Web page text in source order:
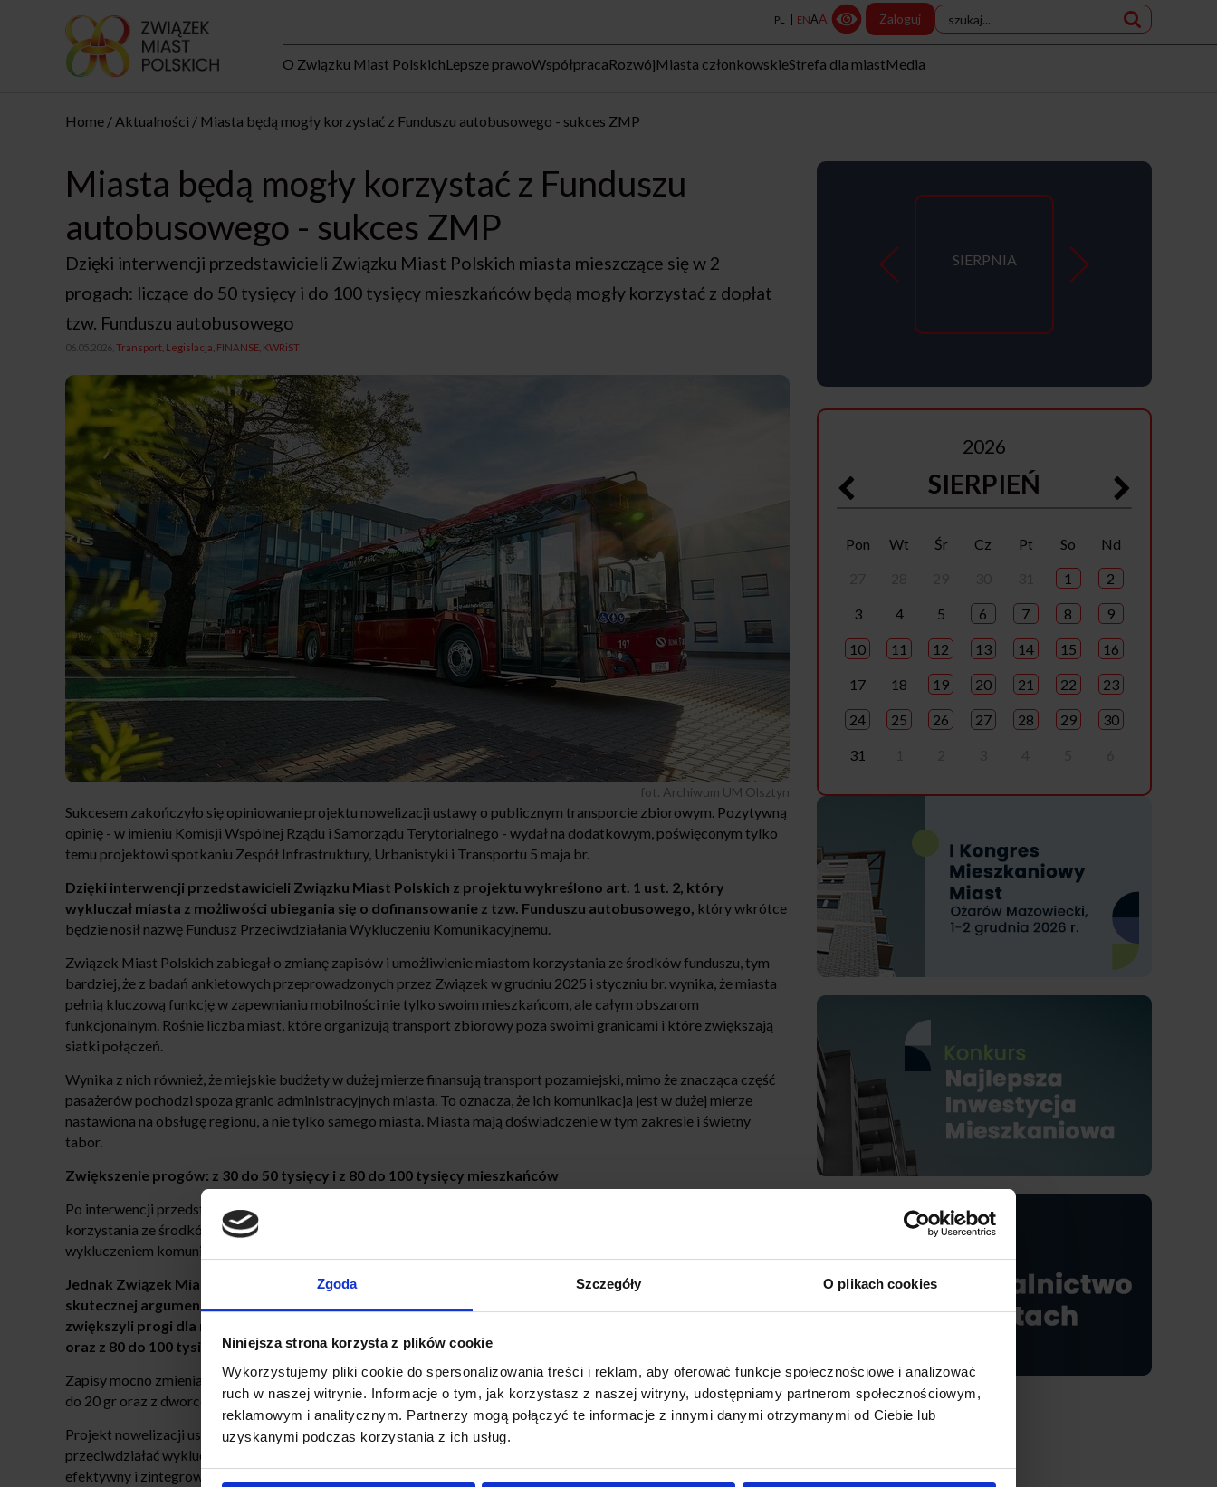
Zgoda Szczegóły O plikach cookies
Niniejsza strona korzysta z plików cookie
Wykorzystujemy pliki cookie do spersonalizowania treści i reklam, aby oferować funkcje społecznościowe i analizować
ruch w naszej witrynie. Informacje o tym, jak korzystasz z naszej witryny, udostępniamy partnerom społecznościowym,
reklamowym i analitycznym. Partnerzy mogą połączyć te informacje z innymi danymi otrzymanymi od Ciebie lub
uzyskanymi podczas korzystania z ich usług.
PL ENAA Zaloguj
O Związku Miast PolskichLepsze prawoWspółpracaRozwójMiasta członkowskieStrefa dla miastMedia
Home Aktualności Miasta będą mogły korzystać z Funduszu autobusowego - sukces ZMP
Miasta będą mogły korzystać z Funduszu
autobusowego - sukces ZMP
Dzięki interwencji przedstawicieli Związku Miast Polskich miasta mieszczące się w 2
progach: liczące do 50 tysięcy i do 100 tysięcy mieszkańców będą mogły korzystać z dopłat
tzw. Funduszu autobusowego
06.05.2026, Transport Legislacja FINANSE KWRiST
fot. Archiwum UM Olsztyn
Sukcesem zakończyło się opiniowanie projektu nowelizacji ustawy o publicznym transporcie zbiorowym. Pozytywną
opinię - w imieniu Komisji Wspólnej Rządu i Samorządu Terytorialnego - wydał na dodatkowym, poświęconym tylko
temu projektowi spotkaniu Zespół Infrastruktury, Urbanistyki i Transportu 5 maja br.
Dzięki interwencji przedstawicieli Związku Miast Polskich z projektu wykreślono art. 1 ust. 2, który
wykluczał miasta z możliwości ubiegania się o dofinansowanie z tzw. Funduszu autobusowego, który wkrótce
będzie nosił nazwę Fundusz Przeciwdziałania Wykluczeniu Komunikacyjnemu.
Związek Miast Polskich zabiegał o zmianę zapisów i umożliwienie miastom korzystania ze środków funduszu, tym
bardziej, że z badań ankietowych przeprowadzonych przez Związek w grudniu 2025 i styczniu br. wynika, że miasta
pełnią kluczową funkcję w zapewnianiu mobilności nie tylko swoim mieszkańcom, ale całym obszarom
funkcjonalnym. Rośnie liczba miast, które organizują transport zbiorowy poza swoimi granicami i które zwiększają
siatki połączeń.
Wynika z nich również, że miejskie budżety w dużej mierze finansują transport pozamiejski, mimo że znacząca część
pasażerów pochodzi spoza granic administracyjnych miasta. To oznacza, że ich komunikacja jest w dużej mierze
nastawiona na obsługę regionu, a nie tylko samego miasta. Miasta mają doświadczenie w tym zakresie i świetny
tabor.
Zwiększenie progów: z 30 do 50 tysięcy i z 80 do 100 tysięcy mieszkańców
Po interwencji przedstawicieli ZMP, Ministerstwo Infrastruktury jako gospodarz projektu wprowadziło możliwość
korzystania ze środków funduszu dla miast liczących do 30 tysięcy mieszkańców jako obszarów zagrożonych
wykluczeniem komunikacyjnym i społecznym oraz miast do 80 tysięcy mieszkańców.
Jednak Związek Miast Polskich nadal postulował, by rozszerzyć zapisy również o większe miasta – dzięki
skutecznej argumentacji Marka Wójcika, pełnomocnika Zarządu ZMP ds. legislacji, projektodawcy
zwiększyli progi dla miast,
oraz z 80 do 100 tysięcy mieszkańców.
Zapisy mocno zmieniają też stawki za korzystanie z przystanków miejskich przez przewoźników prywatnych z 5 gr
do 20 gr oraz z dworców - z 1 zł do 5 zł. Kwoty te przez wiele lat nie było waloryzowane.
Projekt nowelizacji ustawy ma pomóc w likwidacji tzw. białych plam komunikacyjnych na mapie Polski i
przeciwdziałać wykluczeniu komunikacyjnemu. System publicznego transportu zbiorowego ma być bardziej
efektywny i zintegrowany - głównie dotyczy to połączeń kolejowych i autobusowych. Projekt określa też minimalny
SIERPNIA
2026
SIERPIEŃ
Pon Wt Śr Cz Pt So
Nd
1 2
3 4 5 6 7 8 9
10 11 12 13 14 15 16
17 18 19 20 21 22 23
24 25 26 27 28 29 30
31